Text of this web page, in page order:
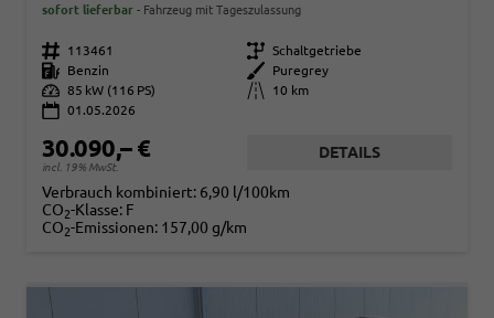
sofort lieferbar Fahrzeug mit Tageszulassung
Fahrzeugnr. 113461 Getriebe Schaltgetriebe
Kraftstoff
Benzin Außenfarbe
Puregrey
Leistung 85 kW (116 PS) Kilometerstand
10 km
01.05.2026
30.090,– €
incl. 19% MwSt.
DETAILS
Verbrauch kombiniert: 6,90 l/100km
CO2-Klasse: F
CO2-Emissionen: 157,00 g/km